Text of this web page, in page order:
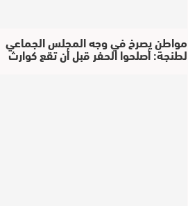
مواطن يصرخ في وجه المجلس الجماعي
لطنجة: أصلحوا الحفر قبل أن تقع كوارث